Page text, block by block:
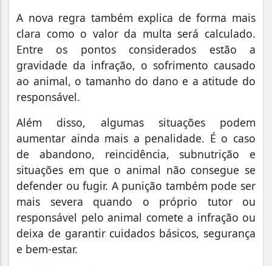
A nova regra também explica de forma mais
clara como o valor da multa será calculado.
Entre os pontos considerados estão a
gravidade da infração, o sofrimento causado
ao animal, o tamanho do dano e a atitude do
responsável.
Além disso, algumas situações podem
aumentar ainda mais a penalidade. É o caso
de abandono, reincidência, subnutrição e
situações em que o animal não consegue se
defender ou fugir. A punição também pode ser
mais severa quando o próprio tutor ou
responsável pelo animal comete a infração ou
deixa de garantir cuidados básicos, segurança
e bem-estar.